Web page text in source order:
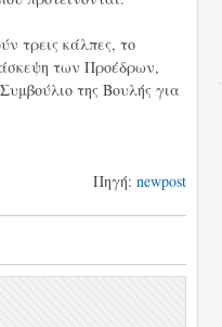
τρεις κάλπες, το
των Προέδρων,
της Βουλής για
Πηγή: newpost